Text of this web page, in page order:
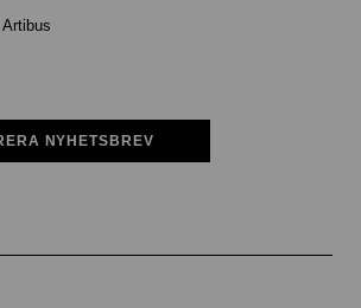
NYHETSBREV